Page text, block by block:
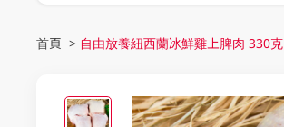
首頁 > 自由放養紐西蘭冰鮮雞上脾肉 330克